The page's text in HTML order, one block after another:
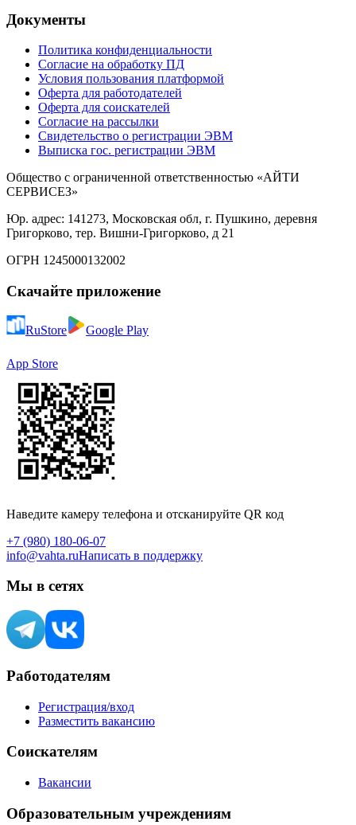
Документы
Политика конфиденциальности
Согласие на обработку ПД
Условия пользования платформой
Оферта для работодателей
Оферта для соискателей
Согласие на рассылки
Свидетельство о регистрации ЭВМ
Выписка гос. регистрации ЭВМ
Общество с ограниченной ответственностью «АЙТИ
СЕРВИСЕЗ»
Юр. адрес: 141273, Московская обл, г. Пушкино, деревня
Григорково, тер. Вишни-Григорково, д 21
ОГРН 1245000132002
Скачайте приложение
RuStore Google Play
App Store
Наведите камеру телефона и отсканируйте QR код
+7 (980) 180-06-07
info@vahta.ruНаписать в поддержку
Мы в сетях
Работодателям
Регистрация/вход
Разместить вакансию
Соискателям
Вакансии
Образовательным учреждениям